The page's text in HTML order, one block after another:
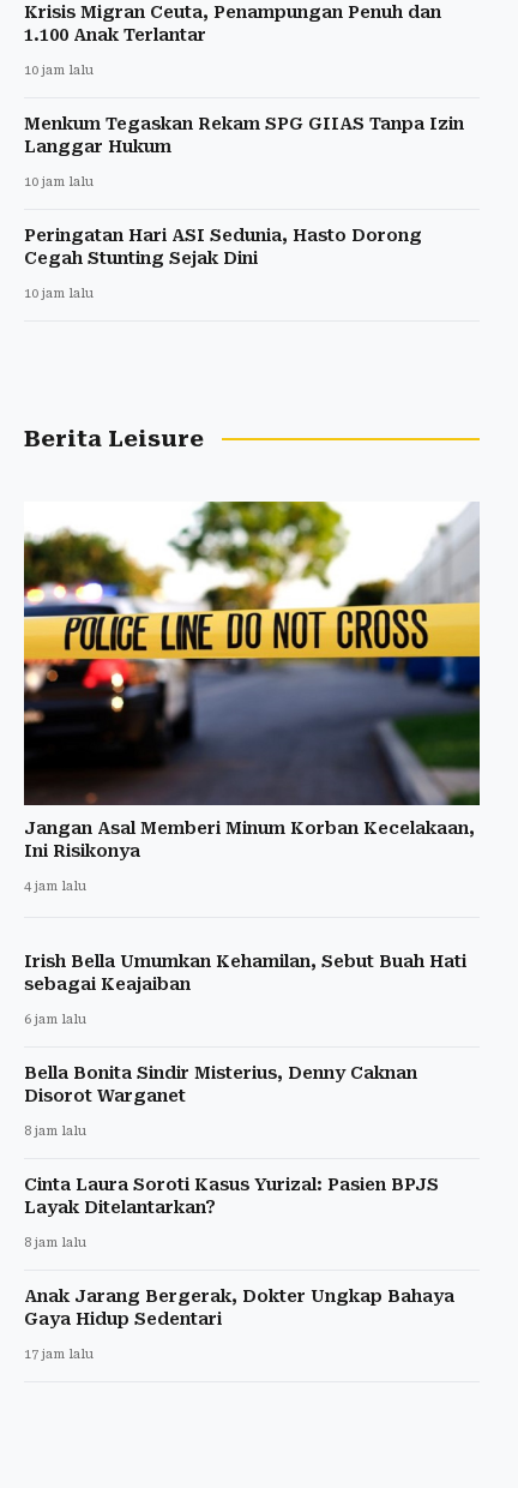
Krisis Migran Ceuta, Penampungan Penuh dan
1.100 Anak Terlantar
10 jam lalu
Menkum Tegaskan Rekam SPG GIIAS Tanpa Izin
Langgar Hukum
10 jam lalu
Peringatan Hari ASI Sedunia, Hasto Dorong
Cegah Stunting Sejak Dini
10 jam lalu
Berita Leisure
Jangan Asal Memberi Minum Korban Kecelakaan,
Ini Risikonya
4 jam lalu
Irish Bella Umumkan Kehamilan, Sebut Buah Hati
sebagai Keajaiban
6 jam lalu
Bella Bonita Sindir Misterius, Denny Caknan
Disorot Warganet
8 jam lalu
Cinta Laura Soroti Kasus Yurizal: Pasien BPJS
Layak Ditelantarkan?
8 jam lalu
Anak Jarang Bergerak, Dokter Ungkap Bahaya
Gaya Hidup Sedentari
17 jam lalu